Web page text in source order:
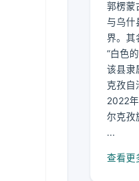
郭楞蒙
与乌什
界。其
“白色的
该县隶
克孜自
2022
尔克孜
...
查看更